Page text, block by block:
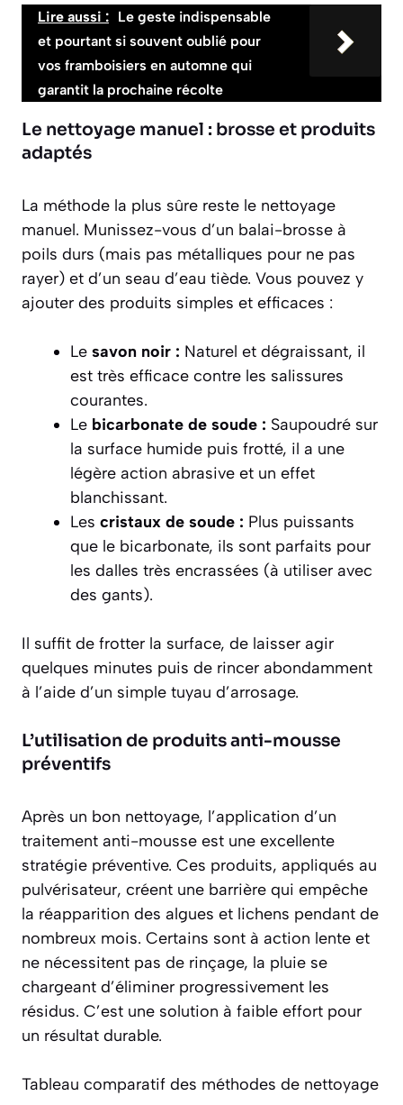
Lire aussi : Le geste indispensable
et pourtant si souvent oublié pour
vos framboisiers en automne qui
garantit la prochaine récolte
Le nettoyage manuel : brosse et produits
adaptés
La méthode la plus sûre reste le nettoyage
manuel. Munissez-vous d’un balai-brosse à
poils durs (mais pas métalliques pour ne pas
rayer) et d’un seau d’eau tiède. Vous pouvez y
ajouter des produits simples et efficaces :
Le savon noir : Naturel et dégraissant, il
est très efficace contre les salissures
courantes.
Le bicarbonate de soude : Saupoudré sur
la surface humide puis frotté, il a une
légère action abrasive et un effet
blanchissant.
Les cristaux de soude : Plus puissants
que le bicarbonate, ils sont parfaits pour
les dalles très encrassées (à utiliser avec
des gants).
Il suffit de frotter la surface, de laisser agir
quelques minutes puis de rincer abondamment
à l’aide d’un simple tuyau d’arrosage.
L’utilisation de produits anti-mousse
préventifs
Après un bon nettoyage, l’application d’un
traitement anti-mousse est une excellente
stratégie préventive. Ces produits, appliqués au
pulvérisateur, créent une barrière qui empêche
la réapparition des algues et lichens pendant de
nombreux mois. Certains sont à action lente et
ne nécessitent pas de rinçage, la pluie se
chargeant d’éliminer progressivement les
résidus. C’est une solution à faible effort pour
un résultat durable.
Tableau comparatif des méthodes de nettoyage